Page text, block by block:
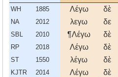
WH 1885 Λέγω δὲ
NA 2012 λεγω δε
SBL 2010 ¶Λέγω δὲ
RP 2018 Λέγω δὲ
ST 1550 λέγω δὲ
KJTR 2014 Λέγω δὲ